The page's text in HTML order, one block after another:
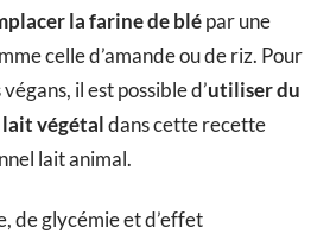
la farine de blépar une
celle d’amande ou de riz. Pour
il est possible d’utiliser du
lait végétaldans cette recette
lait animal.
de glycémie et d’effet